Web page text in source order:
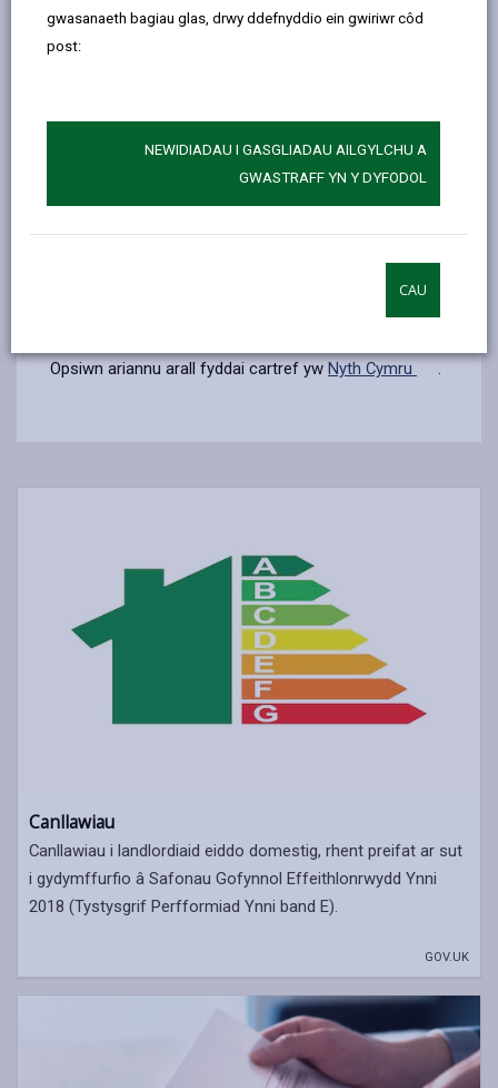
gwasanaeth bagiau glas, drwy ddefnyddio ein gwiriwr côd
post:
NEWIDIADAU I GASGLIADAU AILGYLCHU A
GWASTRAFF YN Y DYFODOL
CAU
dystysgrif ynni.
Os nad oes gennych dystysgrif ynni ewch i
Cymorth Ariannol
Gallai gwneud gwelliannau ychwanegu gwerth i'ch
eiddo tra hefyd yn diogelu eich buddsoddiad yn y
dyfodol. Mae nifer o gynlluniau ar gael ar
Opsiwn ariannu arall fyddai cartref yw Nyth Cymru .
Canllawiau
Canllawiau i landlordiaid eiddo domestig, rhent preifat ar sut
i gydymffurfio â Safonau Gofynnol Effeithlonrwydd Ynni
2018 (Tystysgrif Perfformiad Ynni band E).
GOV.UK